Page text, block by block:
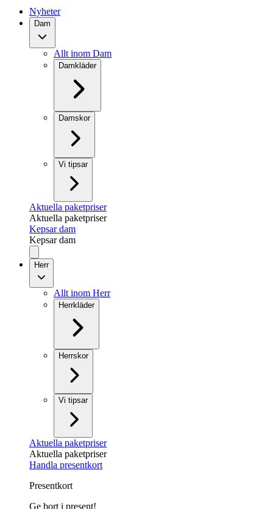
Nyheter
Dam
Allt inom Dam
Damkläder
Damskor
Vi tipsar
Aktuella paketpriser
Aktuella paketpriser
Kepsar dam
Kepsar dam
Herr
Allt inom Herr
Herrkläder
Herrskor
Vi tipsar
Aktuella paketpriser
Aktuella paketpriser
Handla presentkort
Presentkort
Ge bort i present!